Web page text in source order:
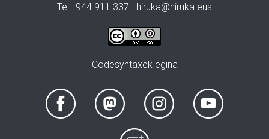
Tel.: 944 911 337 · hiruka@hiruka.eus
Codesyntaxek egina